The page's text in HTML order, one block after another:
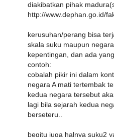
diakibatkan pihak
http://www.dephan.go.id/
kerusuhan/perang bisa
skala suku maupun
kepentingan, dan ada
contoh:
cobalah pikir ini dalam
negara A mati tertembak
kedua negara tersebut
lagi bila sejarah kedua
berseteru..
begitu juga halnya suku2